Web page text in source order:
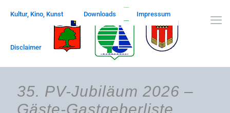
Kultur, Kino, Kunst Downloads Impressum
Disclaimer
35. PV-Jubiläum 2026 –
Gäste-Gastgeberliste